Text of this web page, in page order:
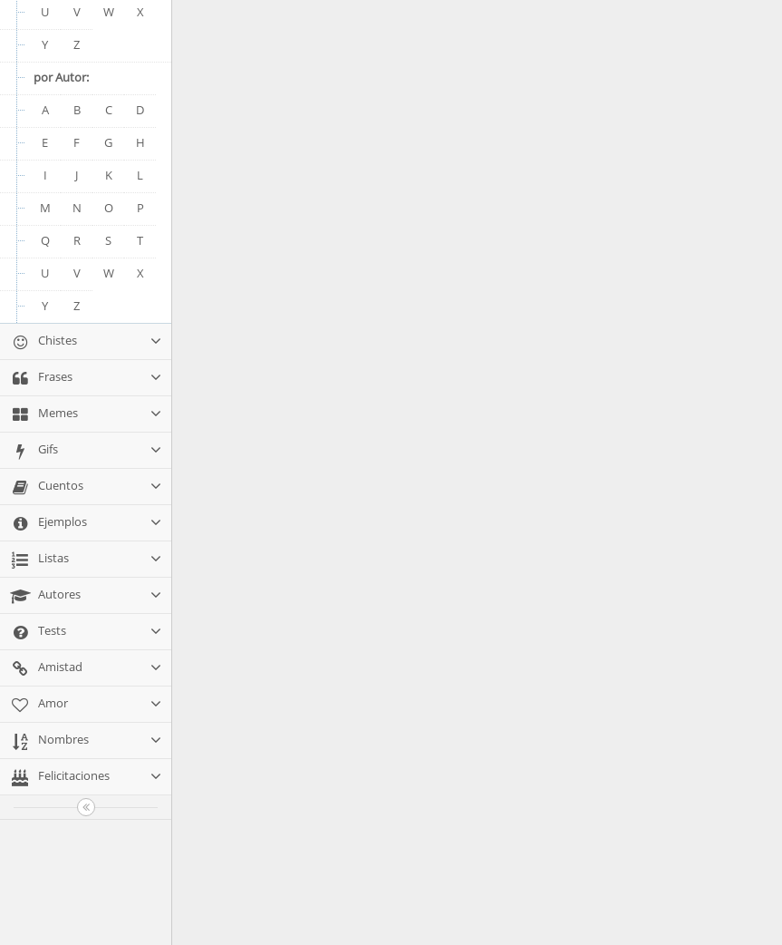
U
V W
X
Y
Z
por Autor:
A
B C
D
E
F G
H
I
J K
L
M
N O
P
Q
R S
T
U
V W
X
Y
Z
Chistes
Frases
Memes
Gifs
Cuentos
Ejemplos
Listas
Autores
Tests
Amistad
Amor
Nombres
Felicitaciones